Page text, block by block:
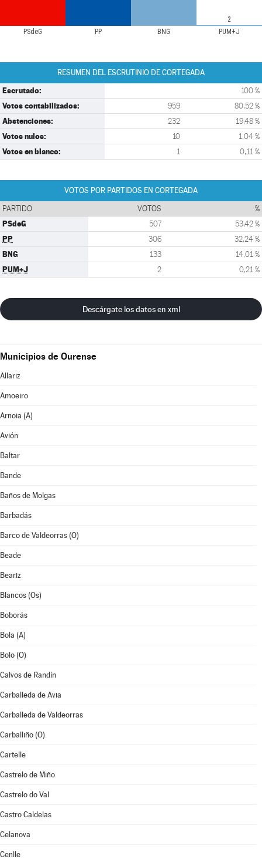
PSdeG PP BNG PUM+J
2
RESUMEN DEL ESCRUTINIO DE CORTEGADA
Escrutado: 100 %
Votos contabilizados: 959 80,52 %
Abstenciones: 232 19,48 %
Votos nulos: 10 1,04 %
Votos en blanco: 1 0,11 %
VOTOS POR PARTIDOS EN CORTEGADA
PARTIDO VOTOS %
PSdeG 507 53,42 %
PP 306 32,24 %
BNG 133 14,01 %
PUM+J 2 0,21 %
Descárgate los datos en xml
Municipios de Ourense
Allariz
Amoeiro
Arnoia (A)
Avión
Baltar
Bande
Baños de Molgas
Barbadás
Barco de Valdeorras (O)
Beade
Beariz
Blancos (Os)
Boborás
Bola (A)
Bolo (O)
Calvos de Randín
Carballeda de Avia
Carballeda de Valdeorras
Carballiño (O)
Cartelle
Castrelo de Miño
Castrelo do Val
Castro Caldelas
Celanova
Cenlle